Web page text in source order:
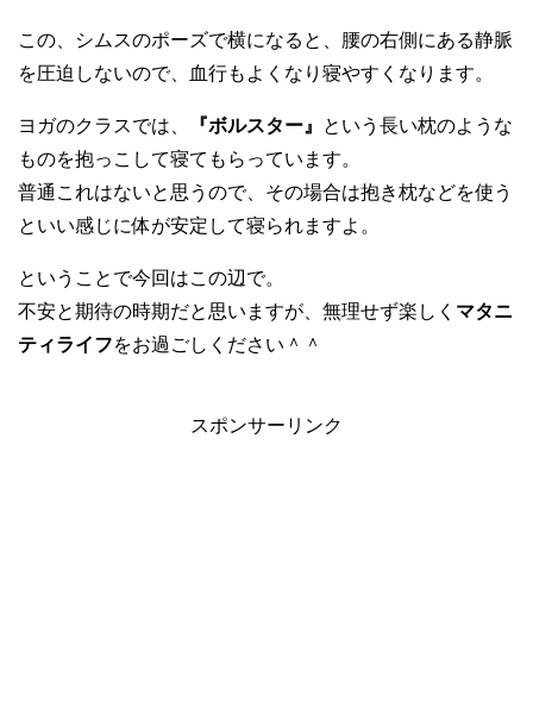
この、シムスのポーズで横になると、腰の右側にある静脈
を圧迫しないので、血行もよくなり寝やすくなります。
ヨガのクラスでは、 『ボルスター』
という長い枕のような
ものを抱っこして寝てもらっています。
普通これはないと思うので、その場合は抱き枕などを使う
といい感じに体が安定して寝られますよ。
ということで今回はこの辺で。
不安と期待の時期だと思いますが、無理せず楽しく マタニ
ティライフをお過ごしください＾＾
スポンサーリンク